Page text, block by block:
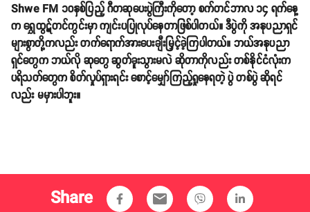
Shwe FM ၁၀နှစ်ပြည့် ဂီတဆုပေးပွဲကြီးကိုတော့ စက်တင်ဘာလ ၁၄ ရက်နေ့
က ရွှေထွဋ်တင်ကွင်းမှာ ကျင်းပပြုလုပ်နေတာဖြစ်ပါတယ်။ ဒီပွဲကို အနုပညာရှင်
များစွာတို့ကလည်း တက်ရောက်အားပေးချီးမြှင့်ခဲ့ကြပါတယ်။ ဘယ်အနုပညာ
ရှင်တွေက ဘယ်လို ဆုတွေ ဆွတ်ခူးသွားမလဲ ဆိုတာကိုလည်း တစ်နိုင်ငံလုံးက
ပရိသတ်တွေက စိတ်လှုပ်ရှားရင်း စောင့်မျှော်ကြည့်ရှုနေရတဲ့ ပွဲ တစ်ပွဲ ဆိုရင်
လည်း မမှားပါဘူး။
Share email